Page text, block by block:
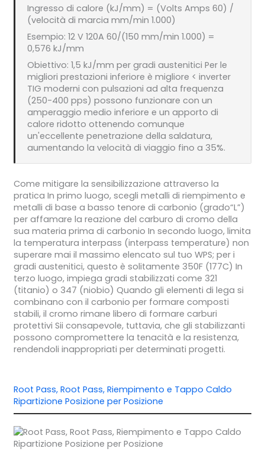
Ingresso di calore (kJ/mm) = (Volts Amps 60) /
(velocità di marcia mm/min 1.000)
Esempio: 12 V 120A 60/(150 mm/min 1.000) =
0,576 kJ/mm
Obiettivo: 1,5 kJ/mm per gradi austenitici Per le
migliori prestazioni inferiore è migliore < inverter
TIG moderni con pulsazioni ad alta frequenza
(250-400 pps) possono funzionare con un
amperaggio medio inferiore e un apporto di
calore ridotto ottenendo comunque
un'eccellente penetrazione della saldatura,
aumentando la velocità di viaggio fino a 35%.
Come mitigare la sensibilizzazione attraverso la
pratica In primo luogo, scegli metalli di riempimento e
metalli di base a basso tenore di carbonio (grado“L”)
per affamare la reazione del carburo di cromo della
sua materia prima di carbonio In secondo luogo, limita
la temperatura interpass (interpass temperature) non
superare mai il massimo elencato sul tuo WPS; per i
gradi austenitici, questo è solitamente 350F (177C) In
terzo luogo, impiega gradi stabilizzati come 321
(titanio) o 347 (niobio) Quando gli elementi di lega si
combinano con il carbonio per formare composti
stabili, il cromo rimane libero di formare carburi
protettivi Sii consapevole, tuttavia, che gli stabilizzanti
possono compromettere la tenacità e la resistenza,
rendendoli inappropriati per determinati progetti.
Root Pass, Root Pass, Riempimento e Tappo Caldo
Ripartizione Posizione per Posizione